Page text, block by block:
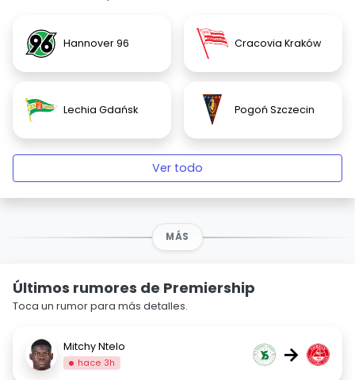
Hannover 96 Cracovia Kraków
Lechia Gdańsk Pogoń Szczecin
Ver todo
MÁS
Últimos rumores de Premiership
Toca un rumor para más detalles.
Mitchy Ntelo
hace 3h →